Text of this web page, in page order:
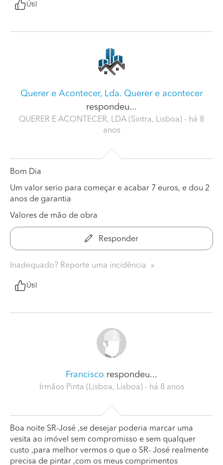
Útil
Querer e Acontecer, Lda. Querer e acontecer
respondeu...
QUERER E ACONTECER, LDA (Sintra, Lisboa) - há 8
anos
Bom Dia
Um valor serio para começar e acabar 7 euros, e dou 2
anos de garantia
Valores de mão de obra
Responder
Inadequado? Reporte uma incidência
Útil
Francisco respondeu...
Irmãos Pinta (Lisboa, Lisboa) - há 8 anos
Boa noite SR-José ,se desejar poderia marcar uma
vesita ao imóvel sem compromisso e sem qualquer
custo ,para melhor vermos o que o SR- José realmente
precisa de pintar ,com os meus comprimentos